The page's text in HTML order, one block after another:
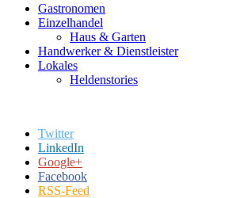
Gastronomen
Einzelhandel
Haus & Garten
Handwerker & Dienstleister
Lokales
Heldenstories
Twitter
LinkedIn
Google+
Facebook
RSS-Feed